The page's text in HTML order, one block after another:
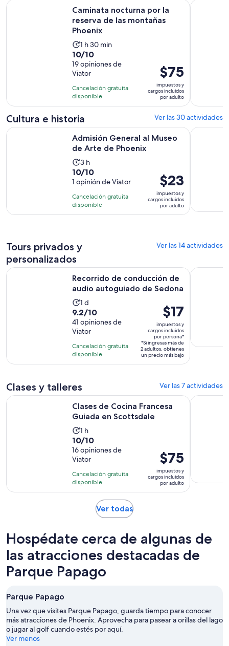
Caminata nocturna por la
reserva de las montañas
Phoenix
La
actividad
dura
1
hora
y
30
minutos
1 h 30 min
10.0
de
10
con
19
opiniones
10/10
19 opiniones de
Viator
Cancelación gratuita
disponible
El
precio
es
de
por
$75
impuestos y
cargos incluidos
por adulto
Caminata nocturna por la reserva de las montañas Phoenix
Desierto
Cultura e historia Ver las 30 actividades
Admisión General al Museo
de Arte de Phoenix
La
actividad
dura
3
horas
3 h
10.0
de
10
con
1
10/10
1 opinión de Viator
Cancelación gratuita
disponible
El
precio
es
de
adulto
$23
impuestos y
cargos incluidos
por adulto
Admisión General al Museo de Arte de Phoenix Se abrirá en
Tours privados y
personalizados
Ver las 14 actividades
Recorrido de conducción de
audio autoguiado de Sedona
La
actividad
dura
1
día
1 d
9.2
de
10
con
41
opiniones
9.2/10
41 opiniones de
Viator
Cancelación gratuita
disponible
El
precio
es
de
$17.
por
$17
impuestos y
cargos incluidos
por persona*
*Si ingresas más de
2 adultos, obtienes
un precio más bajo
Recorrido de conducción de audio autoguiado de Sedona
True
Clases y talleres Ver las 7 actividades
Clases de Cocina Francesa
Guiada en Scottsdale
La
actividad
dura
1
hora
1 h
10.0
de
10
con
16
opiniones
10/10
16 opiniones de
Viator
Cancelación gratuita
disponible
El
precio
es
de
$75
impuestos y
cargos incluidos
por adulto
Clases de Cocina Francesa Guiada en Scottsdale Se abrirá
Ver todasSe
una
nueva
pestaña
Hospédate cerca de algunas de
las atracciones destacadas de
Parque Papago
Parque Papago
Una vez que visites Parque Papago, guarda tiempo para conocer
más atracciones de Phoenix. Aprovecha para pasear a orillas del lago
o jugar al golf cuando estés por aquí.
Ver menos